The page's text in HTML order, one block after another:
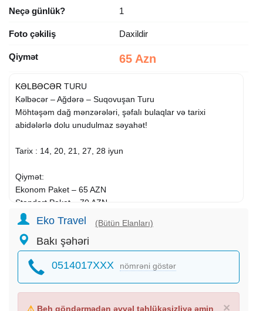
Neçə günlük? 1
Foto çəkiliş Daxildir
Qiymət 65 Azn
KƏLBƏCƏR TURU
Kəlbəcər – Ağdərə – Suqovuşan Turu
Möhtəşəm dağ mənzərələri, şəfalı bulaqlar və tarixi
abidələrlə dolu unudulmaz səyahət!
Tarix : 14, 20, 21, 27, 28 iyun
Qiymət:
Ekonom Paket – 65 AZN
Standart Paket – 70 AZN
Qiymətə daxildir:
• Komfortlu nəqliyyat
• Peşəkar bələdçi xidməti
• Səhər yeməyi (Standart paketdə)
• Yolboyu maarifləndirici söhbətlər
• Gəzilən bütün məkanlar haqqında tarixi və ətraflı
Eko Travel (Bütün Elanları)
Bakı şəhəri
0514017XXX nömrəni göstər
×
⚠ Beh göndərmədən əvvəl təhlükəsizliyə əmin